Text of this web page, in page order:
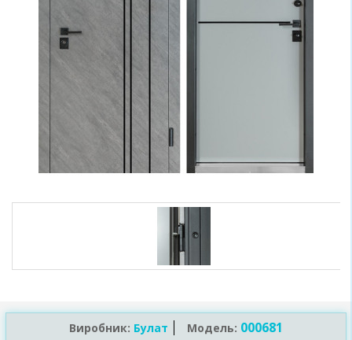
Виробник: Булат Модель: 000681